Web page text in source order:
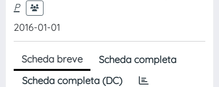
P
2016-01-01
Scheda breve
Scheda completa
Scheda completa (DC)